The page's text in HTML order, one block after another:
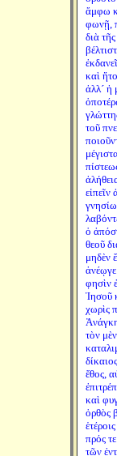
ἄμφω
φωνῇ,
διὰ
καὶ
ἀλλ´ ἡ
τοῦ
εἰπεῖν
ὁ
θεοῦ
μηδὲν
φησὶν
Ἰησοῦ
χωρὶς
τὸν
ἔθος,
καὶ
ὀρθὸς
πρός
τῶν